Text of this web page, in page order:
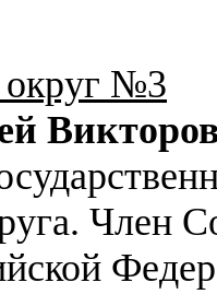
округ №3
Член